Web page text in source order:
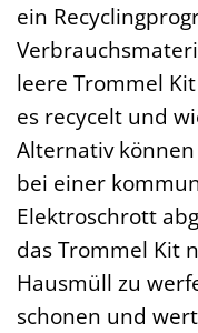
ein
leere Trommel
es recycelt und
Alternativ
bei einer
Elektroschrott
das Trommel Kit
Hausmüll zu
schonen und